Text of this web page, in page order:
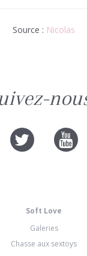
Source : Nicolas
Soft Love
Galeries
Chasse aux sextoys